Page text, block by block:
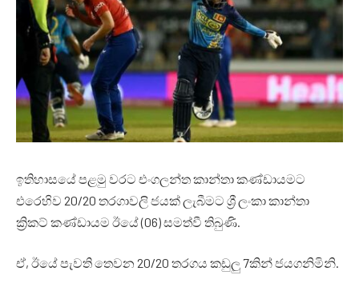
ඉතිහාසයේ පළමු වරට එංගලන්ත කාන්තා කණ්ඩායමට
එරෙහිව 20/20 තරගාවලි ජයක් ලැබීමට ශ්‍රී ලංකා කාන්තා
ක්‍රිකට් කණ්ඩායම ඊයේ (06) සමත්වී තිබුණි.
ඒ, ඊයේ පැවති තෙවන 20/20 තරගය කඩුලු 7කින් ජයගනිමිනි.